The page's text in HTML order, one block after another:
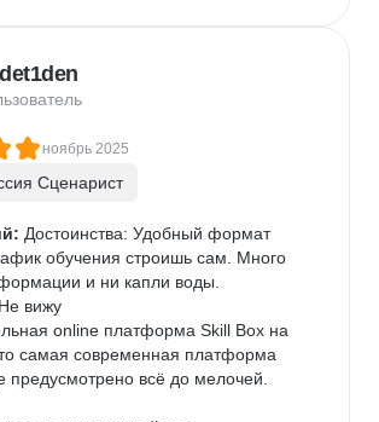
ноябрь 2025
Сценарист
Достоинства: Удобный формат
обучения строишь сам. Много
и ни капли воды.
вижу
online платформа Skill Box на
самая современная платформа
предусмотрено всё до мелочей.